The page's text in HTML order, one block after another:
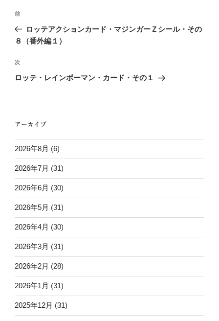
投
ナ
ゲ
ー
過
去
の
稿
前
ロッテアクションカード・マジンガーＺシール・その
８（番外編１）
次
の
次
ロッテ・レインボーマン・カード・その１
アーカイブ
2026年8月 (6)
2026年7月 (31)
2026年6月 (30)
2026年5月 (31)
2026年4月 (30)
2026年3月 (31)
2026年2月 (28)
2026年1月 (31)
2025年12月 (31)